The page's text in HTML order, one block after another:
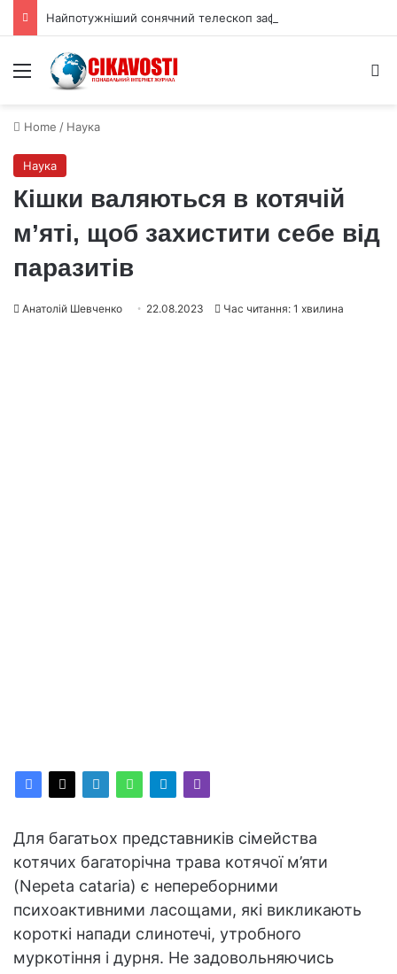
Menu
Home / Наука
Наука
Кішки валяються в котячій
м’яті, щоб захистити себе від
паразитів
Анатолій Шевченко 22.08.2023 Час читання: 1 хвилина
Для багатьох представників сімейства
котячих багаторічна трава котячої м’яти
(Nepeta cataria) є непереборними
психоактивними ласощами, які викликають
короткі напади слинотечі, утробного
муркотіння і дурня. Не задовольняючись